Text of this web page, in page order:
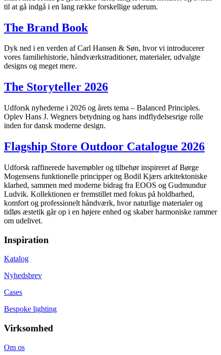
til at gå indgå i en lang række forskellige uderum.
The Brand Book
Dyk ned i en verden af Carl Hansen & Søn, hvor vi introducerer
vores familiehistorie, håndværkstraditioner, materialer, udvalgte
designs og meget mere.
The Storyteller 2026
Udforsk nyhederne i 2026 og årets tema – Balanced Principles.
Oplev Hans J. Wegners betydning og hans indflydelsesrige rolle
inden for dansk moderne design.
Flagship Store Outdoor Catalogue 2026
Udforsk raffinerede havemøbler og tilbehør inspireret af Børge
Mogensens funktionelle principper og Bodil Kjærs arkitektoniske
klarhed, sammen med moderne bidrag fra EOOS og Gudmundur
Ludvik. Kollektionen er fremstillet med fokus på holdbarhed,
komfort og professionelt håndværk, hvor naturlige materialer og
tidløs æstetik går op i en højere enhed og skaber harmoniske rammer
om udelivet.
Inspiration
Katalog
Nyhedsbrev
Cases
Bespoke lighting
Virksomhed
Om os